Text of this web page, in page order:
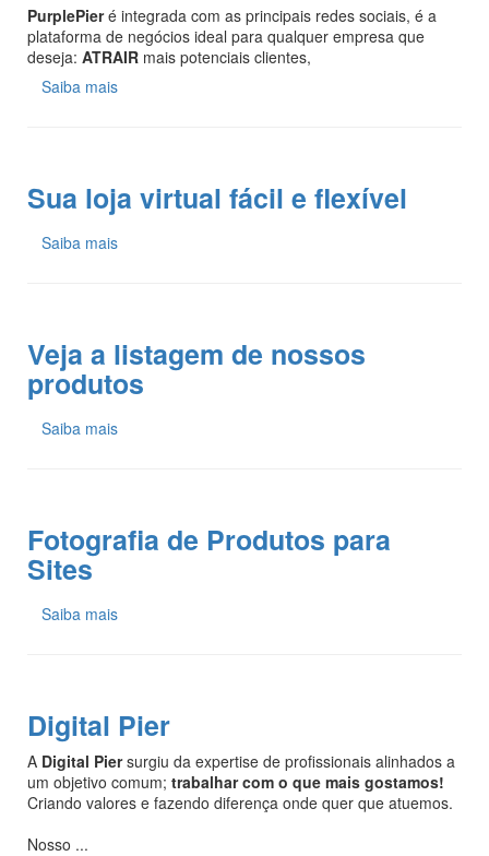
PurplePieré integrada com as principais redes sociais, é a
plataforma de negócios ideal para qualquer empresa que
deseja: ATRAIR mais potenciais clientes,
Saiba mais
Sua loja virtual fácil e flexível
Saiba mais
Veja a listagem de nossos
produtos
Saiba mais
Fotografia de Produtos para
Sites
Saiba mais
Digital Pier
A Digital Piersurgiu da expertise de profissionais alinhados a
um objetivo comum; trabalhar com o que mais gostamos!
Criando valores e fazendo diferença onde quer que atuemos.
Nosso ...